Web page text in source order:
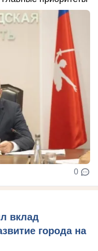
0
вклад
города на